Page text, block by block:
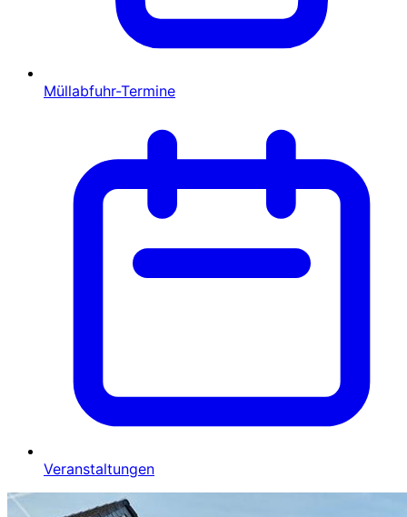
Müllabfuhr-Termine
Veranstaltungen